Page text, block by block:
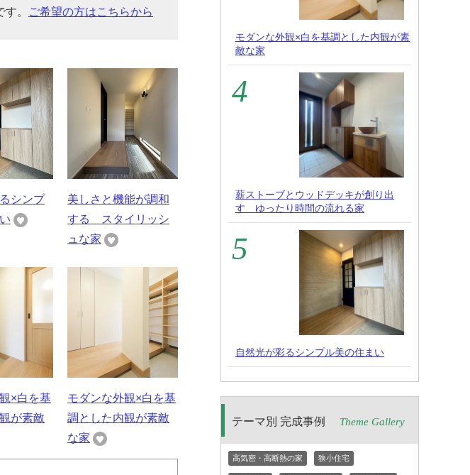
。
ご希望の方はこちらから
シンプ
美しさと機能が調和
する スタイリッシ
ュな家
×白を基
が素敵
モダンな外観×白を基
調とした内観が素敵
な家
モダンな外観×白を基調とした内観が素
敵な家
薪ストーブとウッドデッキが創り出
す ゆったり時間の流れる家
自然光が彩るシンプル美の住まい
テーマ別 完成事例 Theme Gallery
高気密・高断熱の家 狭小住宅